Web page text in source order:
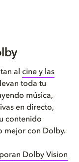
al cine y las
toda tu
música,
en directo,
contenido
mejor con Dolby.
Dolby Vision